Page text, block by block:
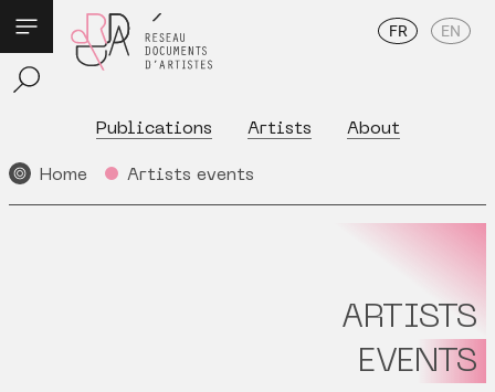
Publications Artists About
FR EN
Home Artists events
ARTISTS
EVENTS